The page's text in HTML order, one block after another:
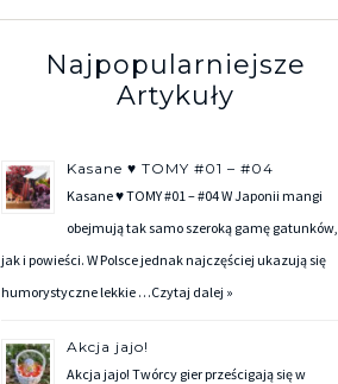
Najpopularniejsze
Artykuły
Kasane ♥ TOMY #01 – #04
Kasane ♥ TOMY #01 – #04 W Japonii mangi
obejmują tak samo szeroką gamę gatunków,
jak i powieści. W Polsce jednak najczęściej ukazują się
humorystyczne lekkie …Czytaj dalej »
Akcja jajo!
Akcja jajo! Twórcy gier prześcigają się w